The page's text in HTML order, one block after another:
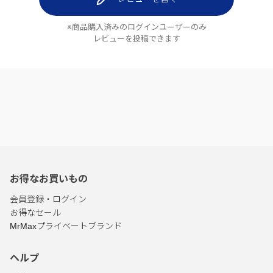
※商品購入済みのログインユーザーのみ
レビューを投稿できます
お得なお買いもの
会員登録・ログイン
お得なセール
MrMaxプライベートブランド
ヘルプ